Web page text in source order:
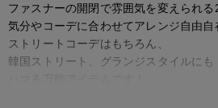
ファスナーの開閉で雰囲気を変えられる
気分やコーデに合わせてアレンジ自由自
ストリートコーデはもちろん、
韓国ストリート、グランジスタイルにも